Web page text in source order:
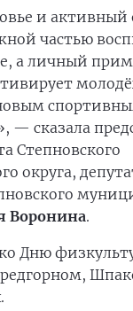
и
частью
а личный
сказала
Степновского
округа,
Воронина.
Дню